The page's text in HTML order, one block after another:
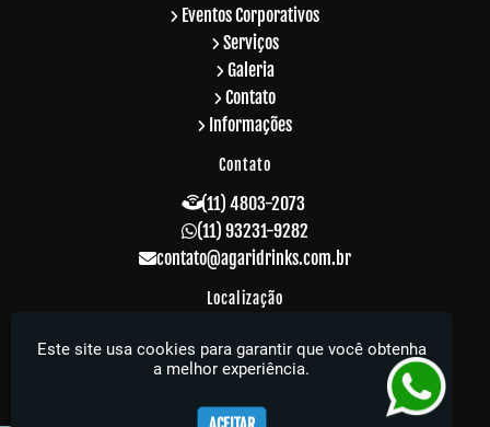
Eventos Corporativos
Serviços
Galeria
Contato
Informações
Contato
(11) 4803-2073
(11) 93231-9282
contato@agaridrinks.com.br
Localização
R. Acre, 229 - Vila Rosalia - Guarulhos / SP -
CEP: 07064-010
Agari Drinks - Sua festa muito mais elegante
Este site usa cookies para garantir que você obtenha
a melhor experiência.